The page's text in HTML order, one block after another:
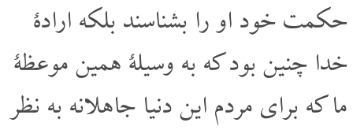
حکمت خود او را بشناسند بلکه ارادۀ
خدا چنین بود که به وسیلۀ همین موعظۀ
ما که برای مردم این دنیا جاهلانه به نظر